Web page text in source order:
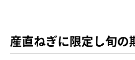
産直ねぎに限定し旬の